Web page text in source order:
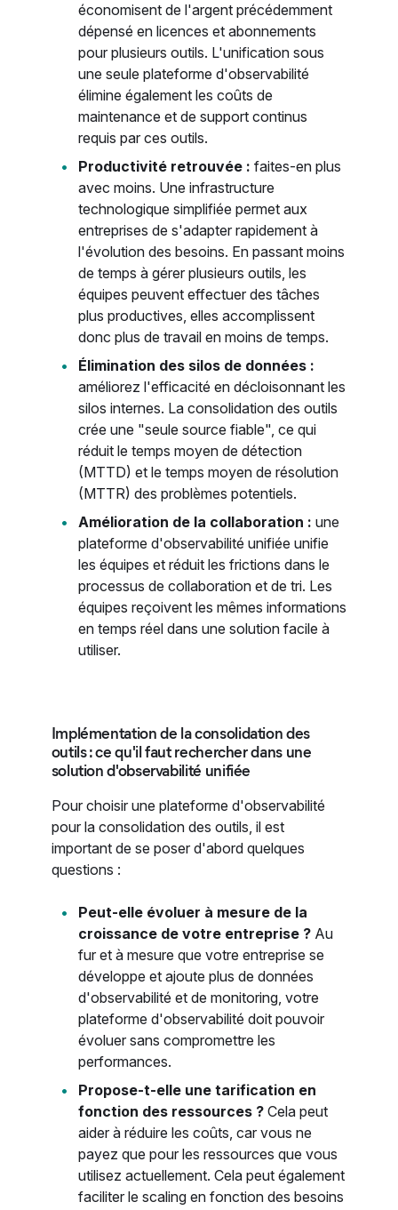
économisent de l'argent précédemment
dépensé en licences et abonnements
pour plusieurs outils. L'unification sous
une seule plateforme d'observabilité
élimine également les coûts de
maintenance et de support continus
requis par ces outils.
Productivité retrouvée : faites-en plus
avec moins. Une infrastructure
technologique simplifiée permet aux
entreprises de s'adapter rapidement à
l'évolution des besoins. En passant moins
de temps à gérer plusieurs outils, les
équipes peuvent effectuer des tâches
plus productives, elles accomplissent
donc plus de travail en moins de temps.
Élimination des silos de données :
améliorez l'efficacité en décloisonnant les
silos internes. La consolidation des outils
crée une "seule source fiable", ce qui
réduit le temps moyen de détection
(MTTD) et le temps moyen de résolution
(MTTR) des problèmes potentiels.
Amélioration de la collaboration : une
plateforme d'observabilité unifiée unifie
les équipes et réduit les frictions dans le
processus de collaboration et de tri. Les
équipes reçoivent les mêmes informations
en temps réel dans une solution facile à
utiliser.
Implémentation de la consolidation des
outils : ce qu'il faut rechercher dans une
solution d'observabilité unifiée
Pour choisir une plateforme d'observabilité
pour la consolidation des outils, il est
important de se poser d'abord quelques
questions :
Peut-elle évoluer à mesure de la
croissance de votre entreprise ?Au
fur et à mesure que votre entreprise se
développe et ajoute plus de données
d'observabilité et de monitoring, votre
plateforme d'observabilité doit pouvoir
évoluer sans compromettre les
performances.
Propose-t-elle une tarification en
fonction des ressources ? Cela peut
aider à réduire les coûts, car vous ne
payez que pour les ressources que vous
utilisez actuellement. Cela peut également
faciliter le scaling en fonction des besoins